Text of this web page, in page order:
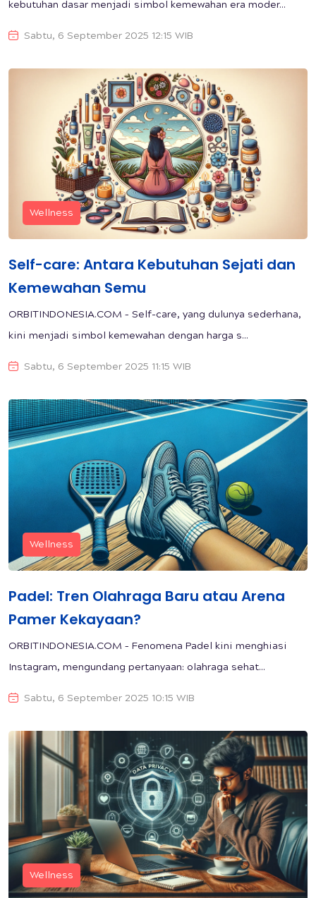
kebutuhan dasar menjadi simbol kemewahan era moder...
Sabtu, 6 September 2025 12:15 WIB
Wellness
Self-care: Antara Kebutuhan Sejati dan
Kemewahan Semu
ORBITINDONESIA.COM – Self-care, yang dulunya sederhana,
kini menjadi simbol kemewahan dengan harga s...
Sabtu, 6 September 2025 11:15 WIB
Wellness
Padel: Tren Olahraga Baru atau Arena
Pamer Kekayaan?
ORBITINDONESIA.COM – Fenomena Padel kini menghiasi
Instagram, mengundang pertanyaan: olahraga sehat...
Sabtu, 6 September 2025 10:15 WIB
Wellness